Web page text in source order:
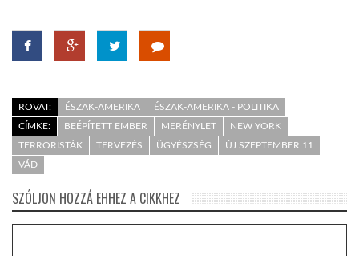
ROVAT: ÉSZAK-AMERIKA
ÉSZAK-AMERIKA - POLITIKA
CÍMKE:
BEÉPÍTETT EMBER MERÉNYLET
NEW YORK
TERRORISTÁK
TERVEZÉS ÜGYÉSZSÉG
ÚJ SZEPTEMBER 11
VÁD
SZÓLJON HOZZÁ EHHEZ A CIKKHEZ